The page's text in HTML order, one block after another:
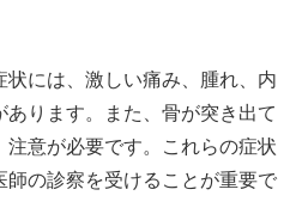
状には、激しい痛み、腫れ、内
ります。また、骨が突き出て
意が必要です。これらの症状
師の診察を受けることが重要で